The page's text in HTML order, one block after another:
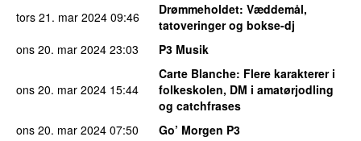
tors 21. mar 2024 09:46 Drømmeholdet: Væddemål,
tatoveringer og bokse-dj
ons 20. mar 2024 23:03 P3 Musik
ons 20. mar 2024 15:44
Carte Blanche: Flere karakterer i
folkeskolen, DM i amatørjodling
og catchfrases
ons 20. mar 2024 07:50
Go’ Morgen P3